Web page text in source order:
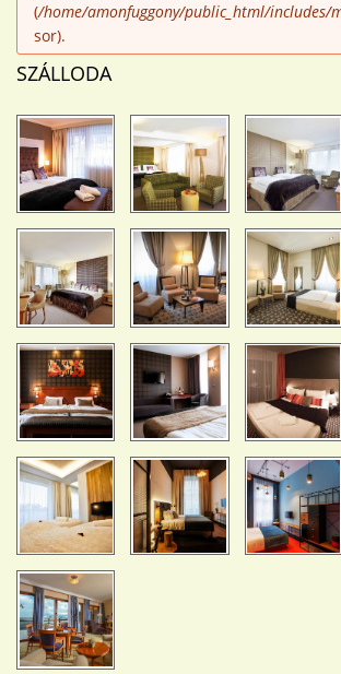
(/home/amonfuggony/public_html/includes/
sor).
SZÁLLODA